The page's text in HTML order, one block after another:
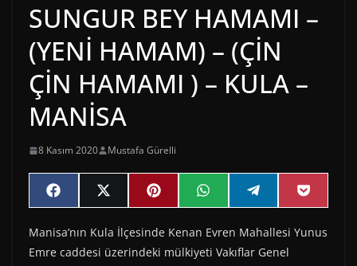
SUNGUR BEY HAMAMI –
(YENİ HAMAM) – (ÇİN
ÇİN HAMAMI ) – KULA –
MANİSA
8 Kasım 2020 Mustafa Gürelli
Share
on
F
a
e
b
o
Share
on
X
(
w
i
t
Share
on
P
i
t
e
r
Share
on
W
h
t
s
A
Share
on
e
e
g
r
Share
on
P
o
k
Manisa’nın Kula İlçesinde Kenan Evren Mahallesi Yunus
Emre caddesi üzerindeki mülkiyeti Vakıflar Genel